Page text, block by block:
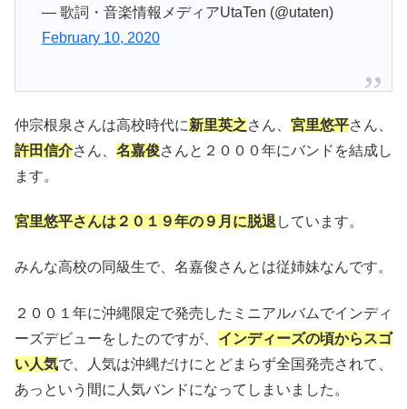
— 歌詞・音楽情報メディアUtaTen (@utaten)
February 10, 2020
仲宗根泉さんは高校時代に新里英之さん、 宮里悠平さん、
許田信介さん、 名嘉俊さんと２０００年にバンドを結成し
ます。
宮里悠平さんは２０１９年の９月に脱退 しています。
みんな高校の同級生で、名嘉俊さんとは従姉妹なんです。
２００１年に沖縄限定で発売したミニアルバムでインディ
ーズデビューをしたのですが、 インディーズの頃からスゴ
い人気で、人気は沖縄だけにとどまらず全国発売されて、
あっという間に人気バンドになってしまいました。